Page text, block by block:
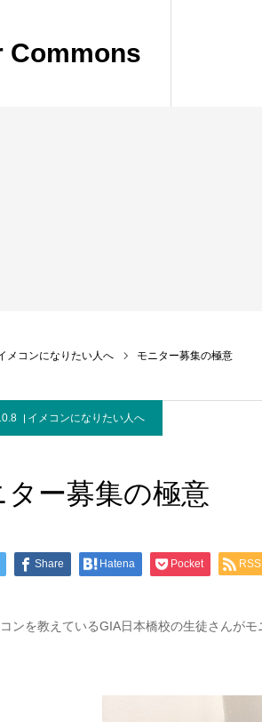
Commons
メコンになりたい人へ モニター募集の極意
イメコンになりたい人へ
ター募集の極意
Share Hatena Pocket RSS
ンを教えているGIA日本橋校の生徒さんが